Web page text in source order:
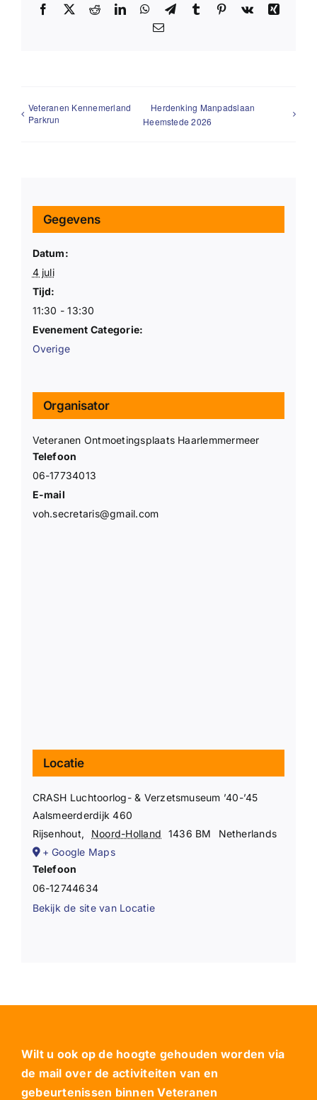
Facebook
X RedditLinkedInWhatsApp
TelegramTumblr Pinterest
Vk
Xing
E-
Veteranen Kennemerland
Parkrun
Herdenking Manpadslaan
Heemstede 2026
Gegevens
Datum:
4 juli
Tijd:
11:30 - 13:30
Evenement Categorie:
Overige
Organisator
Veteranen Ontmoetingsplaats Haarlemmermeer
Telefoon
06-17734013
E-mail
voh.secretaris@gmail.com
Locatie
CRASH Luchtoorlog- & Verzetsmuseum ’40-’45
Aalsmeerderdijk 460
Rijsenhout, Noord-Holland 1436 BM
Netherlands
+ Google Maps
Telefoon
06-12744634
Bekijk de site van Locatie
Wilt u ook op de hoogte gehouden worden via
de mail over de activiteiten van en
gebeurtenissen binnen Veteranen